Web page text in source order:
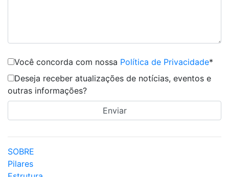
Você concorda com nossa Política de Privacidade*
Deseja receber atualizações de notícias, eventos e
outras informações?
SOBRE
Pilares